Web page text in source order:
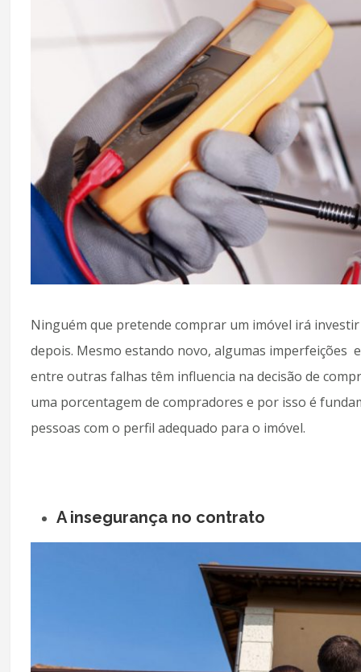
Ninguém que pretende comprar um imóvel irá
depois. Mesmo estando novo, algumas imperfeições
entre outras falhas têm influencia na decisão de
uma porcentagem de compradores e por isso é
pessoas com o perfil adequado para o imóvel.
A insegurança no contrato